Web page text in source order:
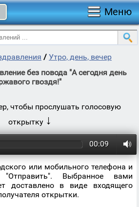
Меню
/ Утро, день, вечер
без повода "А сегодня день
гвоздя!"
чтобы прослушать голосовую
открытку ↓
00:09
или мобильного телефона и
Выбранное вами
доставлено в виде входящего
открытки.